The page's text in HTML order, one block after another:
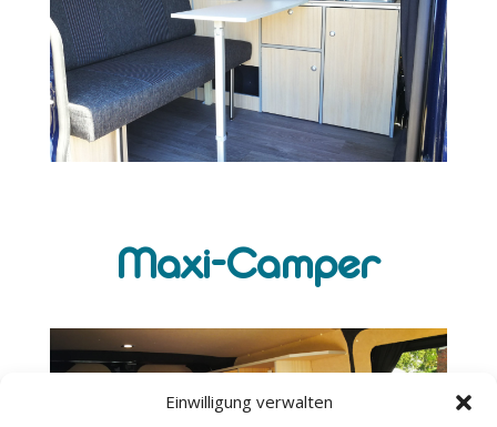
Einwilligung verwalten
Maxi-Camper